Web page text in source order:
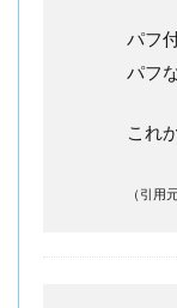
パフ
パフ
これ
（引用